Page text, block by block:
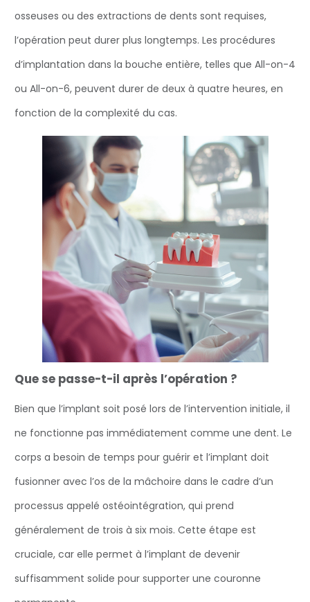
osseuses ou des extractions de dents sont requises,
l’opération peut durer plus longtemps. Les procédures
d’implantation dans la bouche entière, telles que All-on-4
ou All-on-6, peuvent durer de deux à quatre heures, en
fonction de la complexité du cas.
Que se passe-t-il après l’opération ?
Bien que l’implant soit posé lors de l’intervention initiale, il
ne fonctionne pas immédiatement comme une dent. Le
corps a besoin de temps pour guérir et l’implant doit
fusionner avec l’os de la mâchoire dans le cadre d’un
processus appelé ostéointégration, qui prend
généralement de trois à six mois. Cette étape est
cruciale, car elle permet à l’implant de devenir
suffisamment solide pour supporter une couronne